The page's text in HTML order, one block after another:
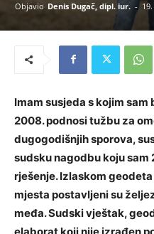
Objavio Denis Dugač, dipl. iur. -
Imam susjeda s kojim
2008. podnosi tužbu za
dugogodišnjih sporova,
sudsku nagodbu koju sam
rješenje. Izlaskom
mjesta postavljeni su
međa. Sudski vještak,
elaborat koji nije izrađen